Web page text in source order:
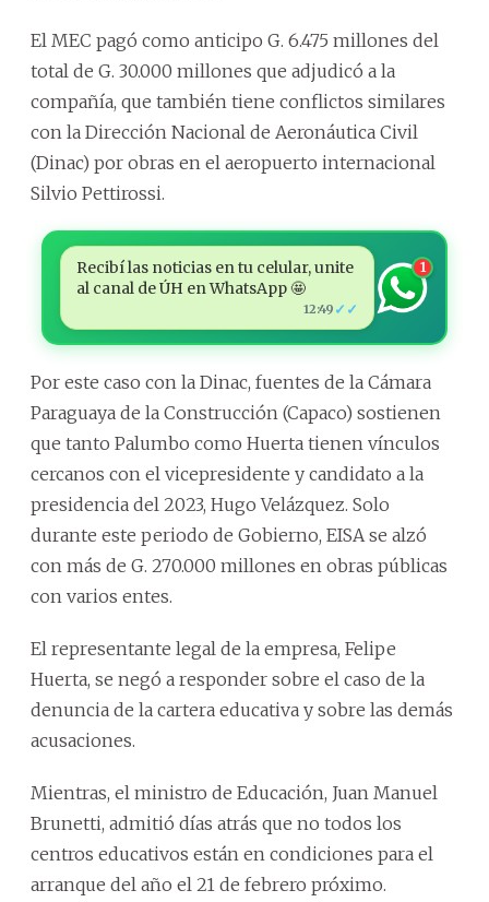
El MEC pagó como anticipo G. 6.475 millones del
total de G. 30.000 millones que adjudicó a la
compañía, que también tiene conflictos similares
con la Dirección Nacional de Aeronáutica Civil
(Dinac) por obras en el aeropuerto internacional
Silvio Pettirossi.
Recibí las noticias en tu celular, unite
al canal de ÚH en WhatsApp 🤩
12:49 ✓✓
1
Por este caso con la Dinac, fuentes de la Cámara
Paraguaya de la Construcción (Capaco) sostienen
que tanto Palumbo como Huerta tienen vínculos
cercanos con el vicepresidente y candidato a la
presidencia del 2023, Hugo Velázquez. Solo
durante este periodo de Gobierno, EISA se alzó
con más de G. 270.000 millones en obras públicas
con varios entes.
El representante legal de la empresa, Felipe
Huerta, se negó a responder sobre el caso de la
denuncia de la cartera educativa y sobre las demás
acusaciones.
Mientras, el ministro de Educación, Juan Manuel
Brunetti, admitió días atrás que no todos los
centros educativos están en condiciones para el
arranque del año el 21 de febrero próximo.